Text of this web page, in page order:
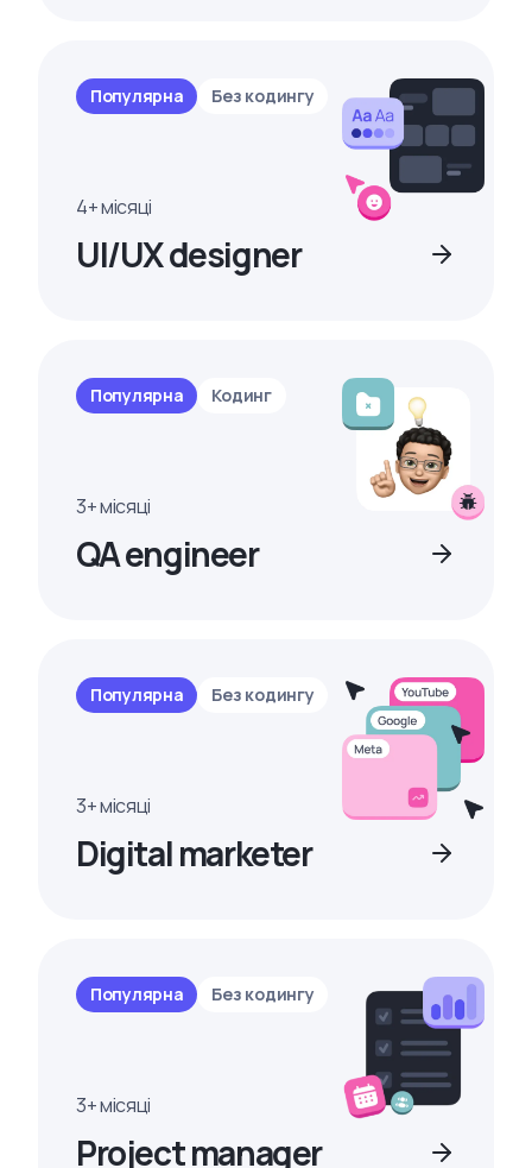
Популярна Без кодингу
4+ місяці
UI/UX designer
Популярна Кодинг
3+ місяці
QA engineer
Популярна Без кодингу
3+ місяці
Digital marketer
Популярна Без кодингу
3+ місяці
Project manager